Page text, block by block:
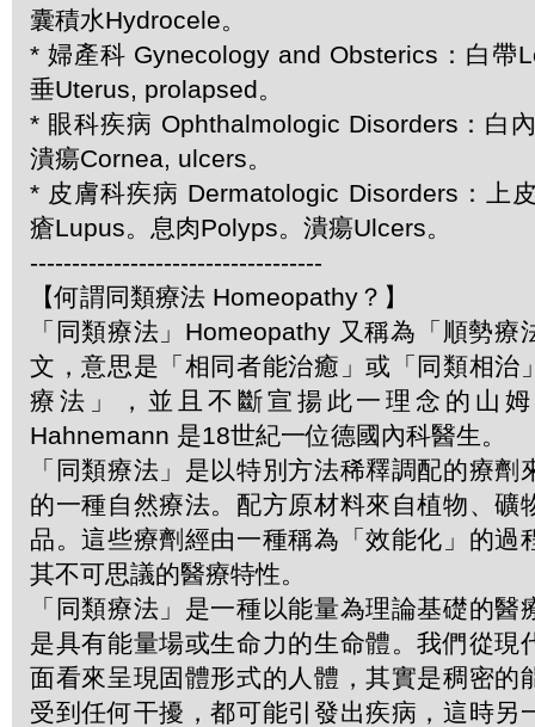
囊積水Hydrocele。
* 婦產科 Gynecology and Obsterics：白帶
垂Uterus, prolapsed。
* 眼科疾病 Ophthalmologic Disorders：白
潰瘍Cornea, ulcers。
* 皮膚科疾病 Dermatologic Disorders：上
瘡Lupus。息肉Polyps。潰瘍Ulcers。
-----------------------------------
【何謂同類療法 Homeopathy？】
「同類療法」Homeopathy 又稱為「順勢療
文，意思是「相同者能治癒」或「同類相治
療法」，並且不斷宣揚此一理念的山
Hahnemann 是18世紀一位德國內科醫生。
「同類療法」是以特別方法稀釋調配的療劑
的一種自然療法。配方原材料來自植物、礦
品。這些療劑經由一種稱為「效能化」的過
其不可思議的醫療特性。
「同類療法」是一種以能量為理論基礎的醫
是具有能量場或生命力的生命體。我們從現
面看來呈現固體形式的人體，其實是稠密的
受到任何干擾，都可能引發出疾病，這時另